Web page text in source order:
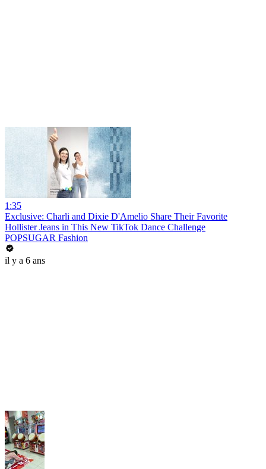
1:35
Exclusive: Charli and Dixie D'Amelio Share Their Favorite
Hollister Jeans in This New TikTok Dance Challenge
POPSUGAR Fashion
il y a 6 ans